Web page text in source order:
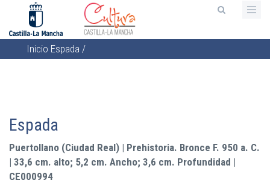
contenido
principal
Sobrescribir
a
la
navegación
Inicio Espada /
Espada
Puertollano (Ciudad Real) | Prehistoria. Bronce F. 950 a. C.
| 33,6 cm. alto; 5,2 cm. Ancho; 3,6 cm. Profundidad |
CE000994